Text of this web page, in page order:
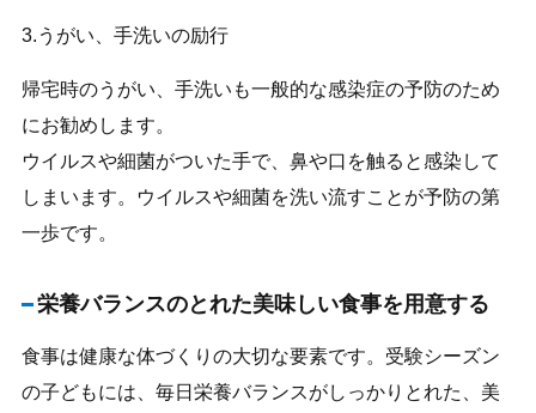
3.うがい、手洗いの励行
帰宅時のうがい、手洗いも一般的な感染症の予防のため
にお勧めします。
ウイルスや細菌がついた手で、鼻や口を触ると感染して
しまいます。ウイルスや細菌を洗い流すことが予防の第
一歩です。
栄養バランスのとれた美味しい食事を用意する
食事は健康な体づくりの大切な要素です。受験シーズン
の子どもには、毎日栄養バランスがしっかりとれた、美